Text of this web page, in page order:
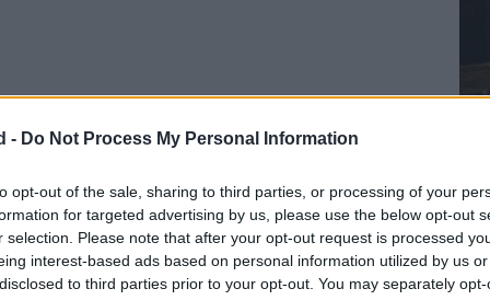
- Do Not Process My Personal Information
opt-out of the sale, sharing to third parties, or processing of your
for targeted advertising by us, please use the below opt-out
selection. Please note that after your opt-out request is processed
interest-based ads based on personal information utilized by us
to third parties prior to your opt-out. You may separately
de crisis
la mencionada reunión está compuesto por
presidenta del partido, y Montse Mínguez,